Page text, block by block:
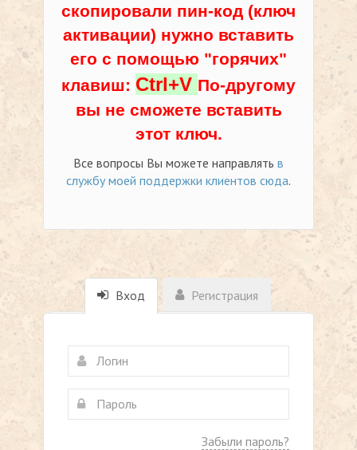
скопировали пин-код (ключ
активации) нужно вставить
его с помощью "горячих"
клавиш: Ctrl+V По-другому
вы не сможете вставить
этот ключ.
Все вопросы Вы можете направлять в
службу моей поддержки клиентов сюда.
Вход Регистрация
Забыли пароль?